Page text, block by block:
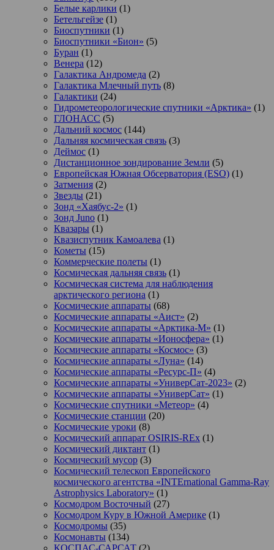
Белые карлики (1)
Бетельгейзе (1)
Биоспутники (1)
Биоспутники «Бион» (5)
Буран (1)
Венера (12)
Галактика Андромеда (2)
Галактика Млечный путь (8)
Галактики (24)
Гидрометеорологические спутники «Арктика» (1)
ГЛОНАСС (5)
Дальний космос (144)
Дальняя космическая связь (3)
Деймос (1)
Дистанционное зондирование Земли (5)
Европейская Южная Обсерватория (ESO) (1)
Затмения (2)
Звезды (21)
Зонд «Хаябус-2» (1)
Зонд Juno (1)
Квазары (1)
Квазиспутник Камоалева (1)
Кометы (15)
Коммерческие полеты (1)
Космическая дальняя связь (1)
Космическая система для наблюдения
арктического региона (1)
Космические аппараты (68)
Космические аппараты «Аист» (2)
Космические аппараты «Арктика-М» (1)
Космические аппараты «Ионосфера» (1)
Космические аппараты «Космос» (3)
Космические аппараты «Луна» (14)
Космические аппараты «Ресурс-П» (4)
Космические аппараты «УниверСат-2023» (2)
Космические аппараты «УниверСат» (1)
Космические спутники «Метеор» (4)
Космические станции (20)
Космические уроки (8)
Космический аппарат OSIRIS-REx (1)
Космический диктант (1)
Космический мусор (3)
Космический телескоп Европейского
космического агентства «INTErnational Gamma-Ray
Astrophysics Laboratory» (1)
Космодром Восточный (27)
Космодром Куру в Южной Америке (1)
Космодромы (35)
Космонавты (134)
КОСПАС-САРСАТ (2)